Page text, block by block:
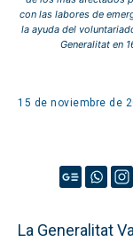
con las labores de
la ayuda del
Generalitat en
15 de noviembre de
La Generalitat